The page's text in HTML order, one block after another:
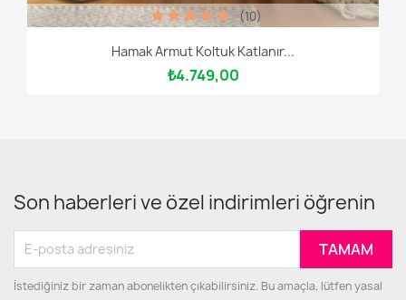
Hamak Armut Koltuk Katlanır...
₺4.749,00
(10)
Son haberleri ve özel indirimleri öğrenin
İstediğiniz bir zaman abonelikten çıkabilirsiniz. Bu amaçla, lütfen yasal